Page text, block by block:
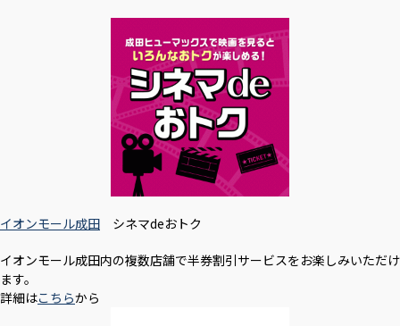
イオンモール成田 シネマdeおトク
イオンモール成田内の複数店舗で半券割引サービスをお楽しみいただけ
ます。
詳細はこちらから